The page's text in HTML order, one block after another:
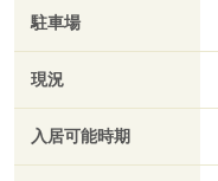
駐車場
現況
入居可能時期